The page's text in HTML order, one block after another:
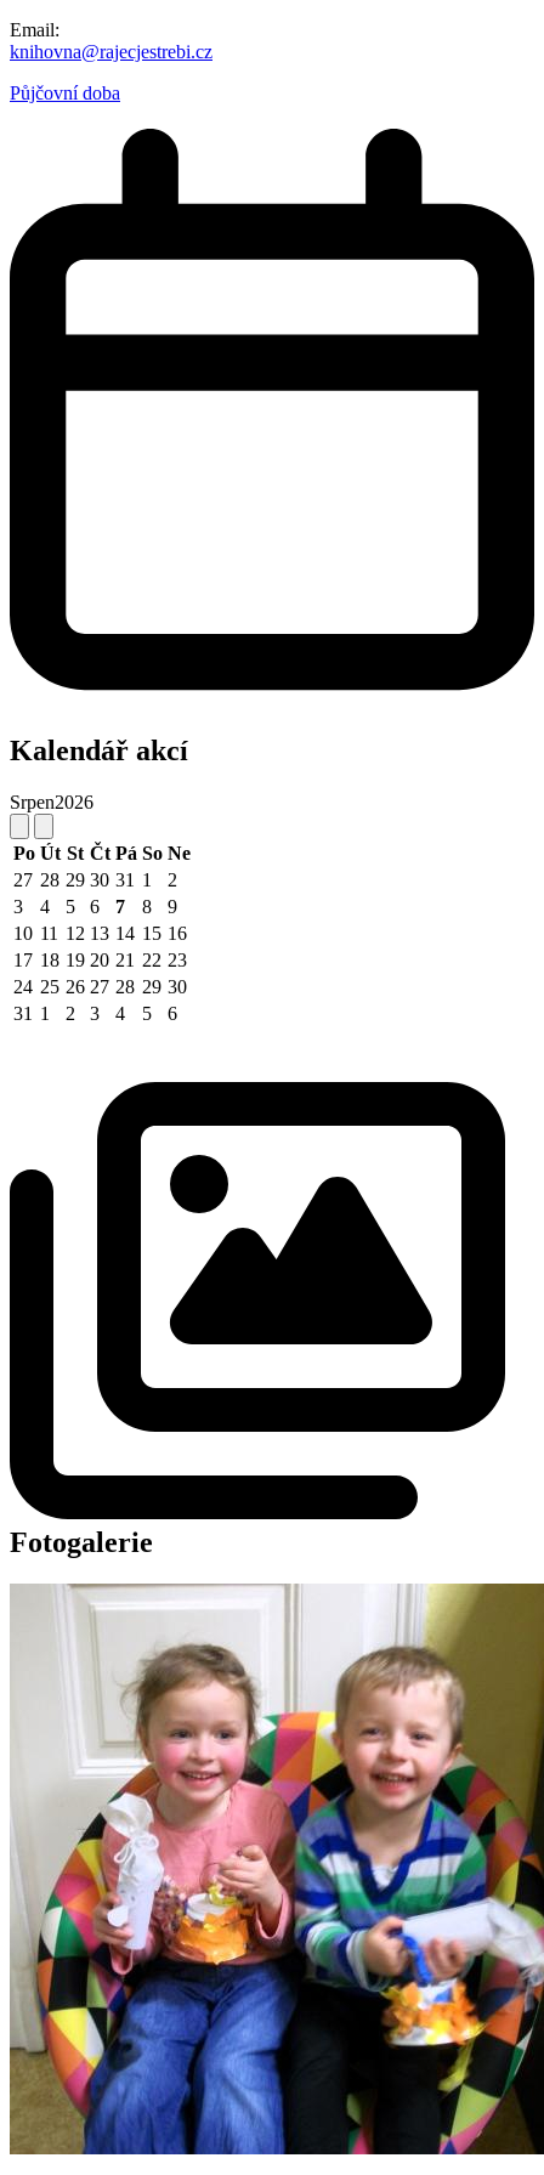
Email:
knihovna@rajecjestrebi.cz
Půjčovní doba
Kalendář akcí
Srpen2026
Po Út St Čt Pá So Ne
27 28 29 30 31 1
2
3
4 5 6 7 8
9
10 11 12 13 14 15 16
17 18 19 20 21 22 23
24 25 26 27 28 29 30
31 1 2 3 4 5 6
Fotogalerie